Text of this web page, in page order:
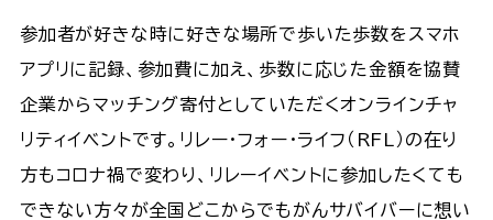
参加者が好きな時に好きな場所で歩いた歩数をスマホ
アプリに記録、参加費に加え、歩数に応じた金額を協賛
企業からマッチング寄付としていただくオンラインチャ
リティイベントです。リレー・フォー・ライフ（RFL）の在り
方もコロナ禍で変わり、リレーイベントに参加したくても
できない方々が全国どこからでもがんサバイバーに想い